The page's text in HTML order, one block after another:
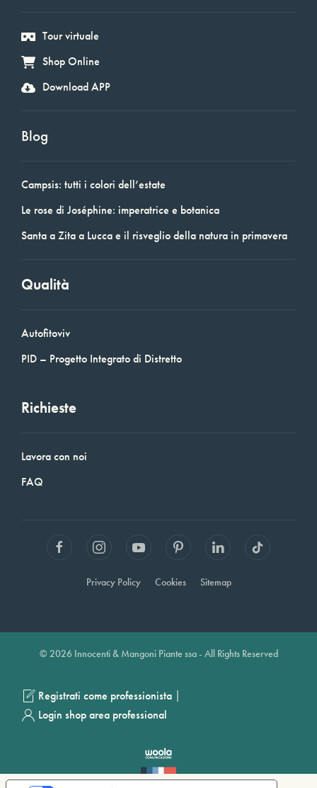
Tour virtuale
Shop Online
Download APP
Blog
Campsis: tutti i colori dell’estate
Le rose di Joséphine: imperatrice e botanica
Santa a Zita a Lucca e il risveglio della natura in primavera
Qualità
Autofitoviv
PID – Progetto Integrato di Distretto
Richieste
Lavora con noi
FAQ
Privacy Policy Cookies Sitemap
© 2026 Innocenti & Mangoni Piante ssa - All Rights Reserved
Registrati come professionista |
Login shop area professional